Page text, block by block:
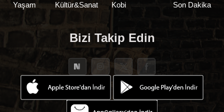
Yaşam
Kültür&Sanat
Kobi
Son Dakika
Bizi Takip Edin